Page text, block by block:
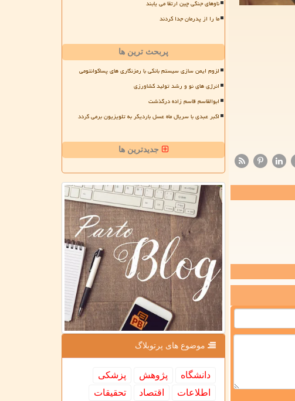
ناوهای جنگی چین ارتقا می یابند
ما را از پدرمان جدا کردند
پربحث ترین ها
لزوم ایمن سازی سیستم بانکی با رمزنگاری های پساکوانتومی
انرژی های نو و رشد تولید کشاورزی
ابوالقاسم قاسم زاده درگذشت
اکبر عبدی با سریال ماه عسل باردیگر به تلویزیون برمی گردد
جدیدترین ها
موضوع های پرتوبلاگ
دانشگاه پژوهش
پزشكی
اطلاعات
اقتصاد تحقیقات